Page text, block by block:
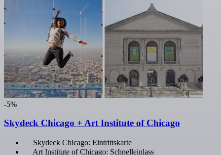
-5%
Skydeck Chicago + Art Institute of Chicago
Skydeck Chicago: Eintrittskarte
Art Institute of Chicago: Schnelleinlass